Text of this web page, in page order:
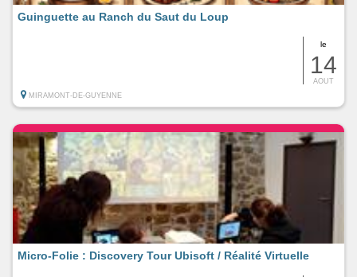
le
14
AOUT
Guinguette au Ranch du Saut du Loup
MIRAMONT-DE-GUYENNE
Micro-Folie : Discovery Tour Ubisoft / Réalité Virtuelle